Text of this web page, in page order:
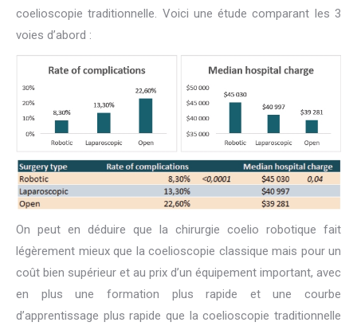
coelioscopie traditionnelle. Voici une étude comparant les 3
voies d’abord :
On peut en déduire que la chirurgie coelio robotique fait
légèrement mieux que la coelioscopie classique mais pour un
coût bien supérieur et au prix d’un équipement important, avec
en plus une formation plus rapide et une courbe
d’apprentissage plus rapide que la coelioscopie traditionnelle